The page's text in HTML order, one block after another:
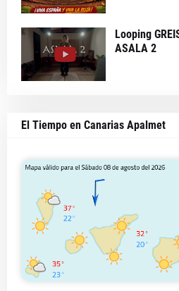
Looping
ASALA 2
El Tiempo en Canarias Apalmet